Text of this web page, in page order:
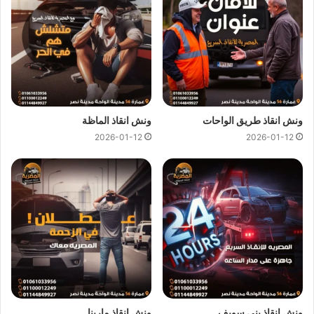
كل هذا باقل سعر كما نقدم عروض وخصومات تصل الي خصم 50%
علي جميع خدمات انقاذ السيارات
ونش انقاذ المصريةلدينا دائما ونش انقاذ في المنوفيةلسحب و انقاذ
سيارتك ونقلك الي اقرب مركز صيانة او توكيل سيارات ، اتصل بنا
الان ولا تترددونش انقاذالمصرية هوارخص ونش انقاذ في المنوفية
اتصل بنا عليرقم ونش انقاذ المنوفية 01144849927
01017439322
01094833093 ليصلكونش انقاذ سيارات
سريع و مجهز بأحدث المعدات واحدث وسائل الامان والراحة.
ونش انقاذ سيارات بالمنوفية
من اهم اسباب نجاحونش المصرية لانقاذ السياراتهى خبرتنا
الكبيرة فيانقاذ السياراتونقل السياراتفنحن نمتلك اسطول
كبير من اوناش انقاذ السيارات لكي نستطيع تقديم خدمات انقاذ
السيارات بجودة عالية و اقل سعر لكي نصبحافضل ونش انقاذ في
المنوفية
ارخص ونش انقاذ في المنوفيةو جميع المحافظات.
ونش انقاذ طريق الواحات
2026-01-12
ونش انقاذ الماظة
2026-01-12